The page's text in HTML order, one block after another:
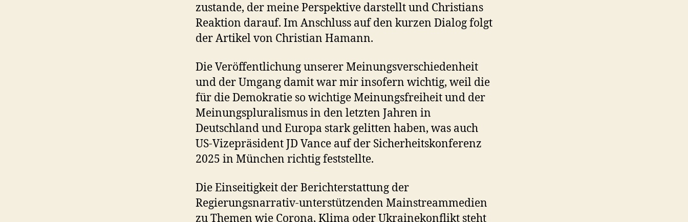
zustande, der meine Perspektive darstellt und Christians
Reaktion darauf. Im Anschluss auf den kurzen Dialog folgt
der Artikel von Christian Hamann.
Die Veröffentlichung unserer Meinungsverschiedenheit
und der Umgang damit war mir insofern wichtig, weil die
für die Demokratie so wichtige Meinungsfreiheit und der
Meinungspluralismus in den letzten Jahren in
Deutschland und Europa stark gelitten haben, was auch
US-Vizepräsident JD Vance auf der Sicherheitskonferenz
2025 in München richtig feststellte.
Die Einseitigkeit der Berichterstattung der
Regierungsnarrativ-unterstützenden Mainstreammedien
zu Themen wie Corona, Klima oder Ukrainekonflikt steht